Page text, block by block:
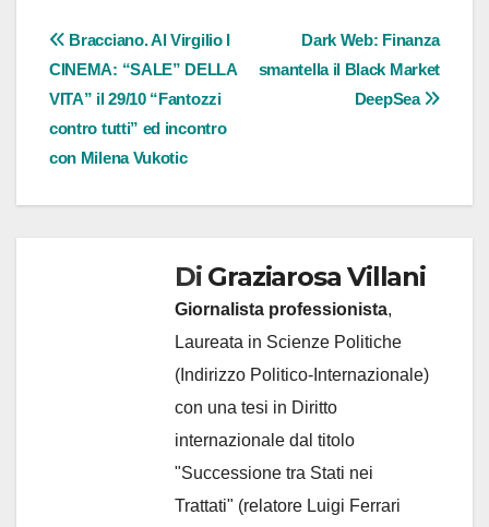
Navigazione
articoli
Dark Web: Finanza
smantella il Black Market
DeepSea
Bracciano. Al Virgilio I
CINEMA: “SALE” DELLA
VITA” il 29/10 “Fantozzi
contro tutti” ed incontro
con Milena Vukotic
Di Graziarosa Villani
Giornalista professionista,
Laureata in Scienze Politiche
(Indirizzo Politico-Internazionale)
con una tesi in Diritto
internazionale dal titolo
"Successione tra Stati nei
Trattati" (relatore Luigi Ferrari